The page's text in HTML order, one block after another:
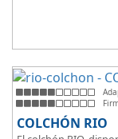
COLCHÓN RIO